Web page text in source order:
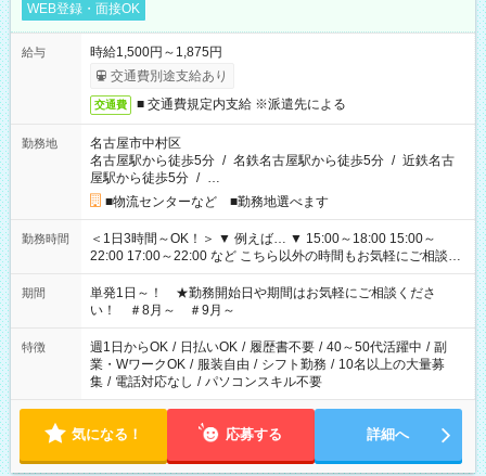
WEB登録・面接OK
給与
時給1,500円～1,875円
交通費別途支給あり
交通費 ■ 交通費規定内支給 ※派遣先による
勤務地
名古屋市中村区
名古屋駅から徒歩5分 / 名鉄名古屋駅から徒歩5分 / 近鉄名古
屋駅から徒歩5分 / …
■物流センターなど ■勤務地選べます
勤務時間
＜1日3時間～OK！＞ ▼ 例えば… ▼ 15:00～18:00 15:00～
22:00 17:00～22:00 など こちら以外の時間もお気軽にご相談く
ださい！
期間
単発1日～！ ★勤務開始日や期間はお気軽にご相談くださ
い！ ＃8月～ ＃9月～
特徴 週1日からOK / 日払いOK / 履歴書不要 / 40～50代活躍中 / 副
業・WワークOK / 服装自由 / シフト勤務 / 10名以上の大量募
集 / 電話対応なし / パソコンスキル不要
気になる！ 応募する 詳細へ